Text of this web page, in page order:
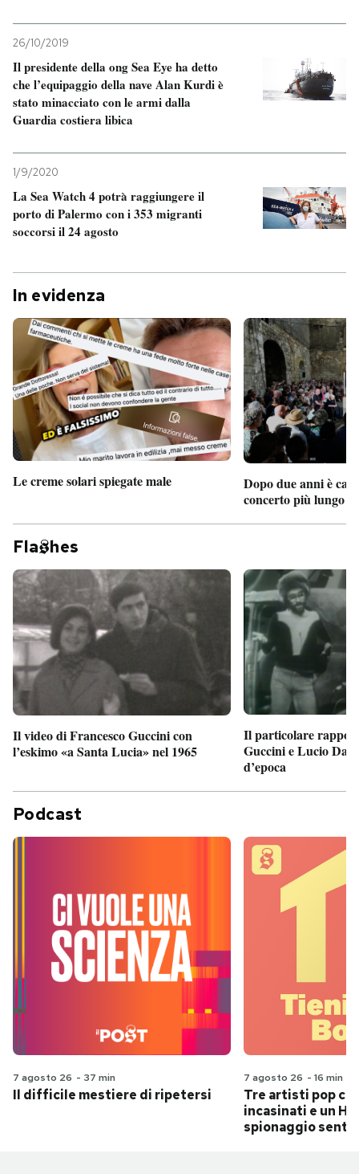
26/10/2019
Il presidente della ong Sea Eye ha detto
che l’equipaggio della nave Alan Kurdi è
stato minacciato con le armi dalla
Guardia costiera libica
1/9/2020
La Sea Watch 4 potrà raggiungere il
porto di Palermo con i 353 migranti
soccorsi il 24 agosto
In evidenza
Le creme solari spiegate male
Dopo due anni è
concerto più lungo
Fla hes
Il video di Francesco Guccini con
l’eskimo «a Santa Lucia» nel 1965
Il particolare
Guccini e Lucio
d’epoca
Podcast
7 agosto 26 - 37 min
Il difficile mestiere di ripetersi
7 agosto 26 - 16 min
Tre artisti pop
incasinati e un
spionaggio